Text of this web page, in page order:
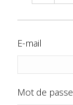
E-mail
Mot de passe